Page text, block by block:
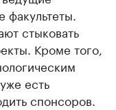
факультеты.
стыковать
Кроме того,
есть
спонсоров.